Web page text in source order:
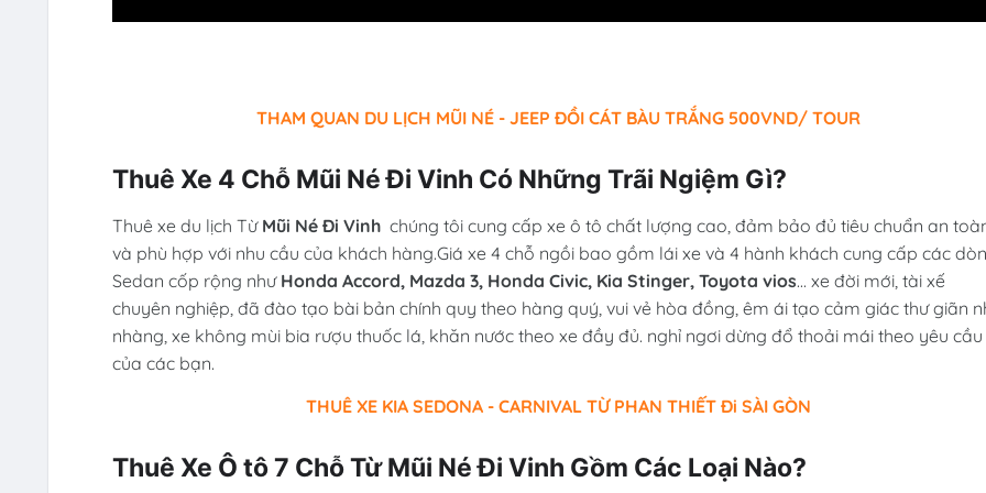
THAM QUAN DU LỊCH MŨI NÉ - JEEP ĐỒI CÁT BÀU TRẮNG 500VND/ TOUR
Thuê Xe 4 Chỗ Mũi Né Đi Vinh Có Những Trãi Ngiệm Gì?
Thuê xe du lịch Từ Mũi Né Đi Vinh chúng tôi cung cấp xe ô tô chất lượng cao, đảm bảo đủ tiêu chuẩn an
và phù hợp với nhu cầu của khách hàng.Giá xe 4 chỗ ngồi bao gồm lái xe và 4 hành khách cung cấp các
Sedan cốp rộng như Honda Accord, Mazda 3, Honda Civic, Kia Stinger, Toyota vios... xe đời mới, tài xế
chuyên nghiệp, đã đào tạo bài bản chính quy theo hàng quý, vui vẻ hòa đồng, êm ái tạo cảm giác thư giãn
nhàng, xe không mùi bia rượu thuốc lá, khăn nước theo xe đầy đủ. nghỉ ngơi dừng đổ thoải mái theo yêu cầu
của các bạn.
THUÊ XE KIA SEDONA - CARNIVAL TỪ PHAN THIẾT Đi SÀI GÒN
Thuê Xe Ô tô 7 Chỗ Từ Mũi Né Đi Vinh Gồm Các Loại Nào?